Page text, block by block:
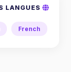
French